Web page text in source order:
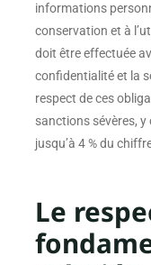
informations
conservation et à
doit être effectuée
confidentialité et la
respect de ces
sanctions sévères,
jusqu’à 4 % du
Le